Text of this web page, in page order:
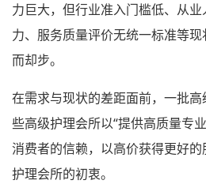
力巨大，但行业准入门槛低、从
力、服务质量评价无统一标准等现
而却步。
在需求与现状的差距面前，一批
些高级护理会所以“提供高质量专
消费者的信赖，以高价获得更好
护理会所的初衷。